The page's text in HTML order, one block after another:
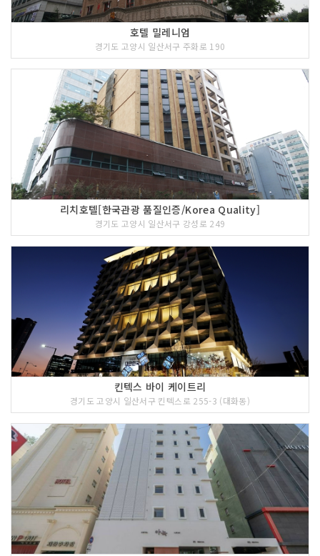
호텔 밀레니엄
경기도 고양시 일산서구 주화로 190
리치호텔[한국관광 품질인증/Korea Quality]
경기도 고양시 일산서구 강성로 249
킨텍스 바이 케이트리
경기도 고양시 일산서구 킨텍스로 255-3 (대화동)